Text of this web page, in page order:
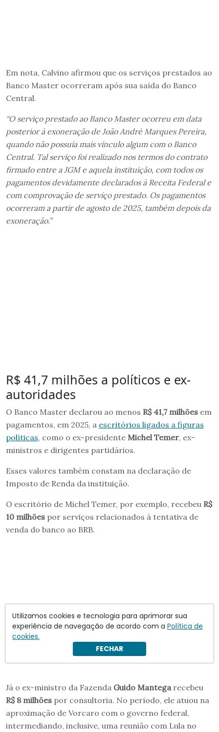
Em nota, Calvino afirmou que os serviços prestados ao
Banco Master ocorreram após sua saída do Banco
Central.
“O serviço prestado ao Banco Master ocorreu em data
posterior à exoneração de João André Marques Pereira,
quando não possuía mais vínculo algum com o Banco
Central. Tal serviço foi realizado nos termos do contrato
firmado entre a JGM e aquela instituição, com todos os
pagamentos devidamente declarados à Receita Federal e
com comprovação de serviço prestado. Os pagamentos
ocorreram a partir de agosto de 2025, também depois da
exoneração.”
R$ 41,7 milhões a políticos e ex-
autoridades
O Banco Master declarou ao menos R$ 41,7 milhões em
pagamentos, em 2025, a escritórios ligados a figuras
políticas, como o ex-presidente Michel Temer, ex-
ministros e dirigentes partidários.
Esses valores também constam na declaração de
Imposto de Renda da instituição.
O escritório de Michel Temer, por exemplo, recebeu R$
10 milhões por serviços relacionados à tentativa de
venda do banco ao BRB.
Já o ex-ministro da Fazenda Guido Mantega recebeu
R$ 8 milhões por consultoria. No período, ele atuou na
aproximação de Vorcaro com o governo federal,
intermediando, inclusive, uma reunião com Lula no
Utilizamos cookies e tecnologia para aprimorar sua
experiência de navegação de acordo com a Política de
cookies.
FECHAR